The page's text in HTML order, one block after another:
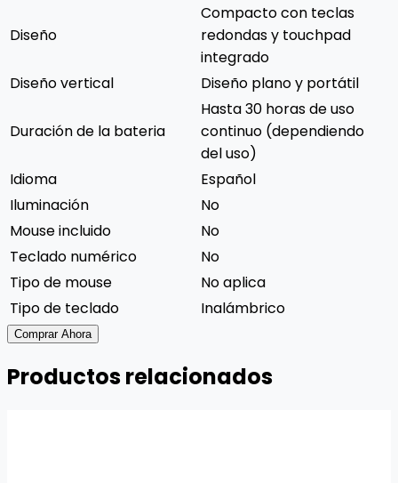
Diseño
Compacto con teclas
redondas y touchpad
integrado
Diseño vertical
Diseño plano y portátil
Duración de la bateria
Hasta 30 horas de uso
continuo (dependiendo
del uso)
Idioma
Español
Iluminación
No
Mouse incluido
No
Teclado numérico
No
Tipo de mouse
No aplica
Tipo de teclado
Inalámbrico
Comprar Ahora
Productos relacionados